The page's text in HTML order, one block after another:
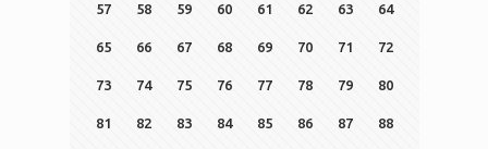
57 58 59 60 61 62 63 64
65 66 67 68 69 70 71 72
73 74 75 76 77 78 79 80
81 82 83 84 85 86 87 88